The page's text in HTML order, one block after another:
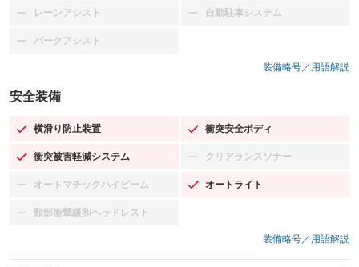
レーンアシスト
：装備なし 自動駐車システム
：装備なし
パークアシスト
：装備なし
装備略号／用語解説
安全装備
横滑り防止装置
：装備あり 衝突安全ボディ
：装備あり
衝突被害軽減システム
：装備あり クリアランスソナー
：装備なし
オートマチックハイビーム
：装備なし オートライト
：装備あり
頸部衝撃緩和ヘッドレスト
：装備なし
装備略号／用語解説